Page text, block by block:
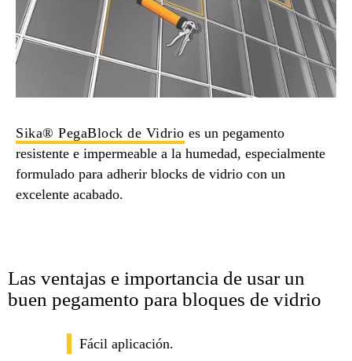
Sika® PegaBlock de Vidrio es un pegamento
resistente e impermeable a la humedad, especialmente
formulado para adherir blocks de vidrio con un
excelente acabado.
Las ventajas e importancia de usar un
buen pegamento para bloques de vidrio
Fácil aplicación.